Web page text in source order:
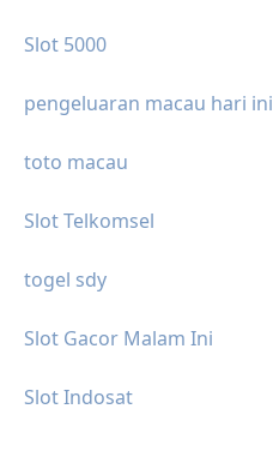
Slot 5000
pengeluaran macau hari ini
toto macau
Slot Telkomsel
togel sdy
Slot Gacor Malam Ini
Slot Indosat